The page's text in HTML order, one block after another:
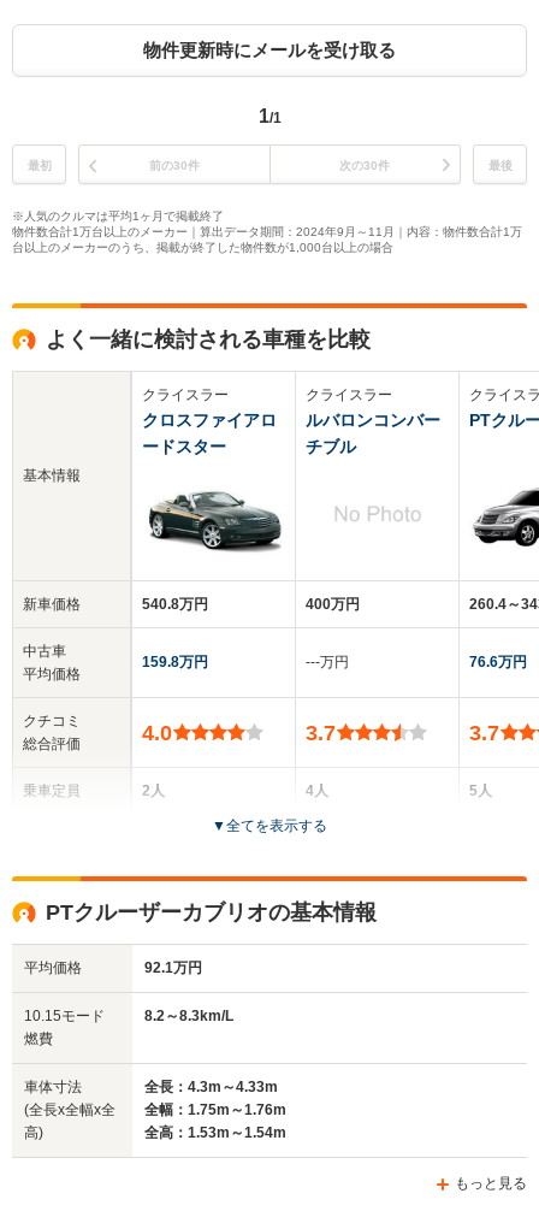
物件更新時にメールを受け取る
1/1
最初 前の30件 次の30件 最後
※人気のクルマは平均1ヶ月で掲載終了
物件数合計1万台以上のメーカー｜算出データ期間：2024年9月～11月｜内容：物件数合計1万
台以上のメーカーのうち、掲載が終了した物件数が1,000台以上の場合
よく一緒に検討される車種を比較
基本情報
新車価格
中古車
平均価格
クチコミ
総合評価
乗車定員
サイズ
(全長x全幅x全高)
クライスラー
クロスファイアロ
ードスター
540.8万円
159.8万円
4.0
2人
1.32m
全幅
1.77m
クライスラー
ルバロンコンバー
チブル
400万円
‐‐‐万円
3.7
4人
2ドア
全高
1.38m
クライス
PTクル
260.4～
76.6万円
3.7
5人
▼全てを表示する
PTクルーザーカブリオの基本情報
平均価格 92.1万円
10.15モード
燃費
8.2～8.3km/L
車体寸法
(全長x全幅x全
高)
全長：4.3m～4.33m
全幅：1.75m～1.76m
全高：1.53m～1.54m
もっと見る